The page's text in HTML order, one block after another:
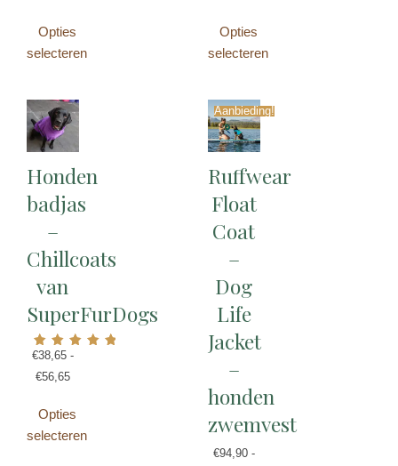
Opties
selecteren
Opties
selecteren
Honden
badjas
–
Chillcoats
van
SuperFurDogs
Gewaardeerd
4.67
uit 5
€38,65 -
€56,65
Opties
selecteren
Aanbieding!
Ruffwear
Float
Coat
–
Dog
Life
Jacket
–
honden
zwemvest
€94,90 -